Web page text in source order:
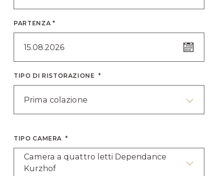
PARTENZA *
15.08.2026
TIPO DI RISTORAZIONE *
Prima colazione
TIPO CAMERA *
Camera a quattro letti Dependance
Kurzhof